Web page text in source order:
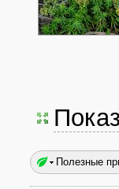
Полезные